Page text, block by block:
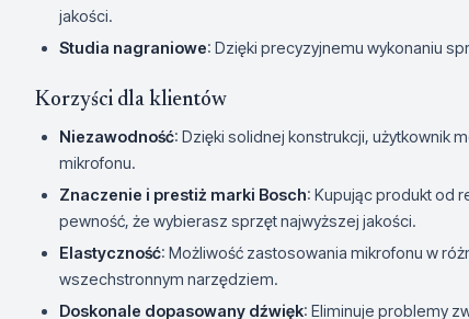
jakości.
Studia nagraniowe: Dzięki precyzyjnemu wykonaniu
Korzyści dla klientów
Niezawodność: Dzięki solidnej konstrukcji, użytkownik
mikrofonu.
Znaczenie i prestiż marki Bosch: Kupując produkt od
pewność, że wybierasz sprzęt najwyższej jakości.
Elastyczność: Możliwość zastosowania mikrofonu w
wszechstronnym narzędziem.
Doskonale dopasowany dźwięk: Eliminuje problemy